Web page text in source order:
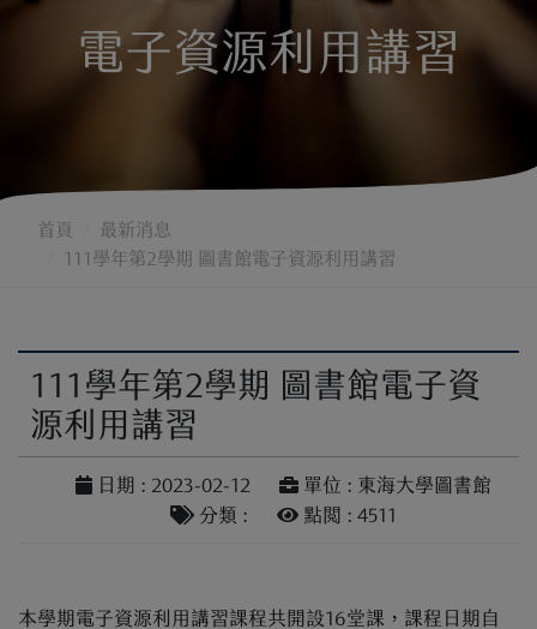
電子資源利用講習
首頁
最新消息
111學年第2學期 圖書館電子資源利用講習
111學年第2學期 圖書館電子資
源利用講習
日期 : 2023-02-12
單位 : 東海大學圖書館
分類 :
點閱 : 4511
本學期電子資源利用講習課程共開設16堂課，課程日期自